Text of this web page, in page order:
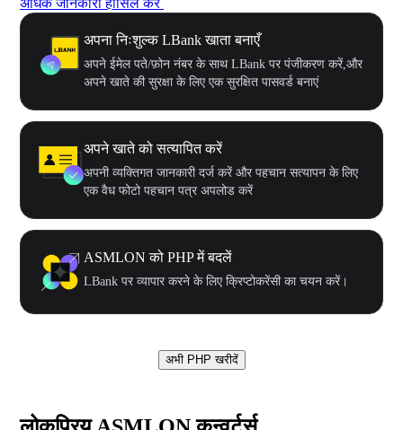
अपना निःशुल्क LBank खाता बनाएँ
अपने ईमेल पते/फ़ोन नंबर के साथ LBank पर पंजीकरण करें,और
अपने खाते की सुरक्षा के लिए एक सुरक्षित पासवर्ड बनाएं
अपने खाते को सत्यापित करें
अपनी व्यक्तिगत जानकारी दर्ज करें और पहचान सत्यापन के लिए
एक वैध फोटो पहचान पत्र अपलोड करें
ASMLON को PHP में बदलें
LBank पर व्यापार करने के लिए क्रिप्टोकरेंसी का चयन करें।
अभी PHP खरीदें